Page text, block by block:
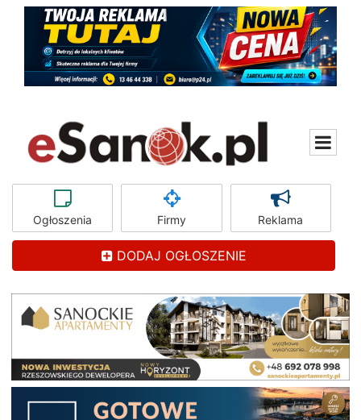
Ogłoszenia Firmy Reklama
DODAJ OGŁOSZENIE